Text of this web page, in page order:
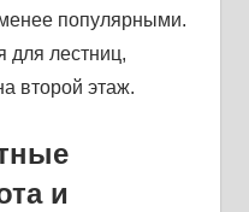
популярными.
для лестниц,
второй этаж.
и